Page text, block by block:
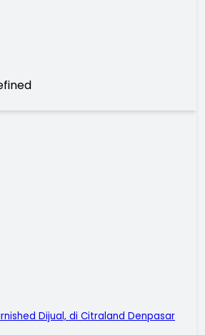
Dijual, di Citraland Denpasar